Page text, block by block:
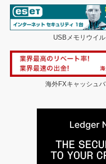
USBメモリウイ
海外FXキャッシュ